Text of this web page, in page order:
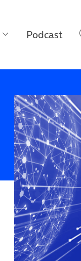
Podcast